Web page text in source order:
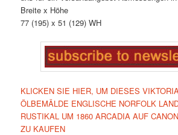
Breite x Höhe
77 (195) x 51 (129) WH
KLICKEN SIE HIER, UM DIESES
ÖLBEMÄLDE ENGLISCHE NORFOLK
RUSTIKAL UM 1860 ARCADIA AUF
ZU KAUFEN